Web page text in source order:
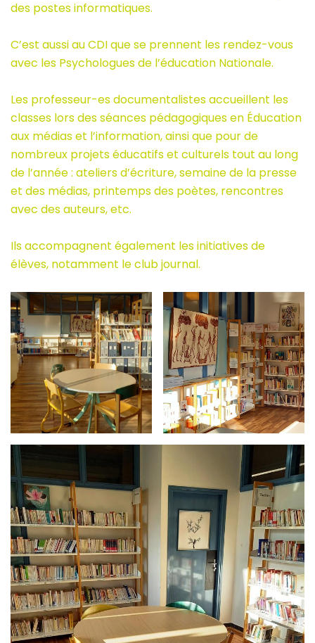
des postes informatiques.
C’est aussi au CDI que se prennent les rendez-vous
avec les Psychologues de l’éducation Nationale.
Les professeur-es documentalistes accueillent les
classes lors des séances pédagogiques en Éducation
aux médias et l’information, ainsi que pour de
nombreux projets éducatifs et culturels tout au long
de l’année : ateliers d’écriture, semaine de la presse
et des médias, printemps des poètes, rencontres
avec des auteurs, etc.
Ils accompagnent également les initiatives de
élèves, notamment le club journal.